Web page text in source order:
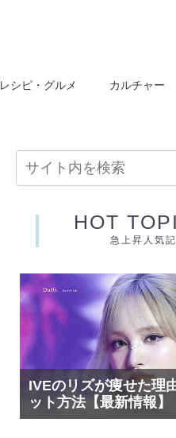
レシピ・グルメ カルチャー
HOT
急上昇人気
IVEのリズが痩せた理
ット方法【最新情報】